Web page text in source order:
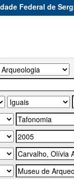
Federal de